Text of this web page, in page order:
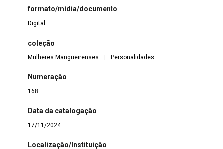
formato/mídia/documento
Digital
coleção
Mulheres Mangueirenses | Personalidades
Numeração
168
Data da catalogação
17/11/2024
Localização/Instituição